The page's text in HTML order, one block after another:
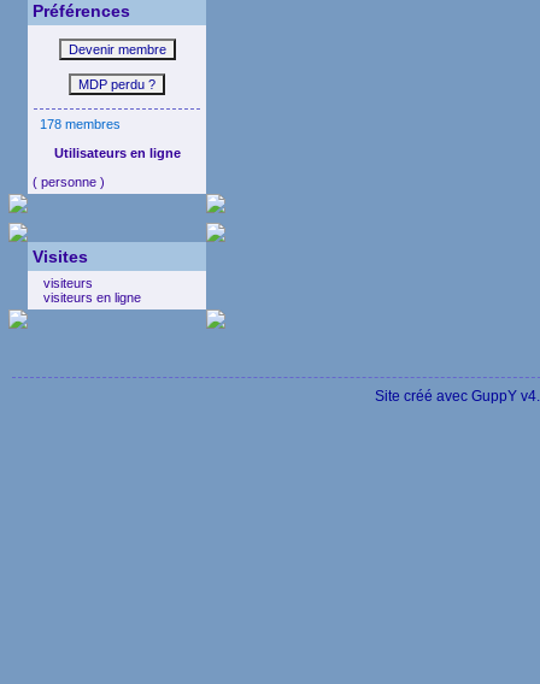
Préférences
178 membres
Utilisateurs en ligne
( personne )
Visites
visiteurs
visiteurs en ligne
Site créé avec GuppY